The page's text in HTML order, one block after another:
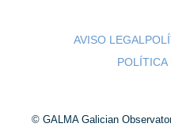
AVISO LEGAL
POLÍTICA
© GALMA Galician